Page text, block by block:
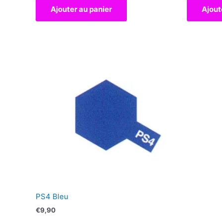
Ajouter au panier
PS4 Bleu
€9,90